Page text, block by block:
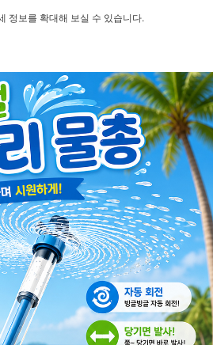
정보를 확대해 보실 수 있습니다.